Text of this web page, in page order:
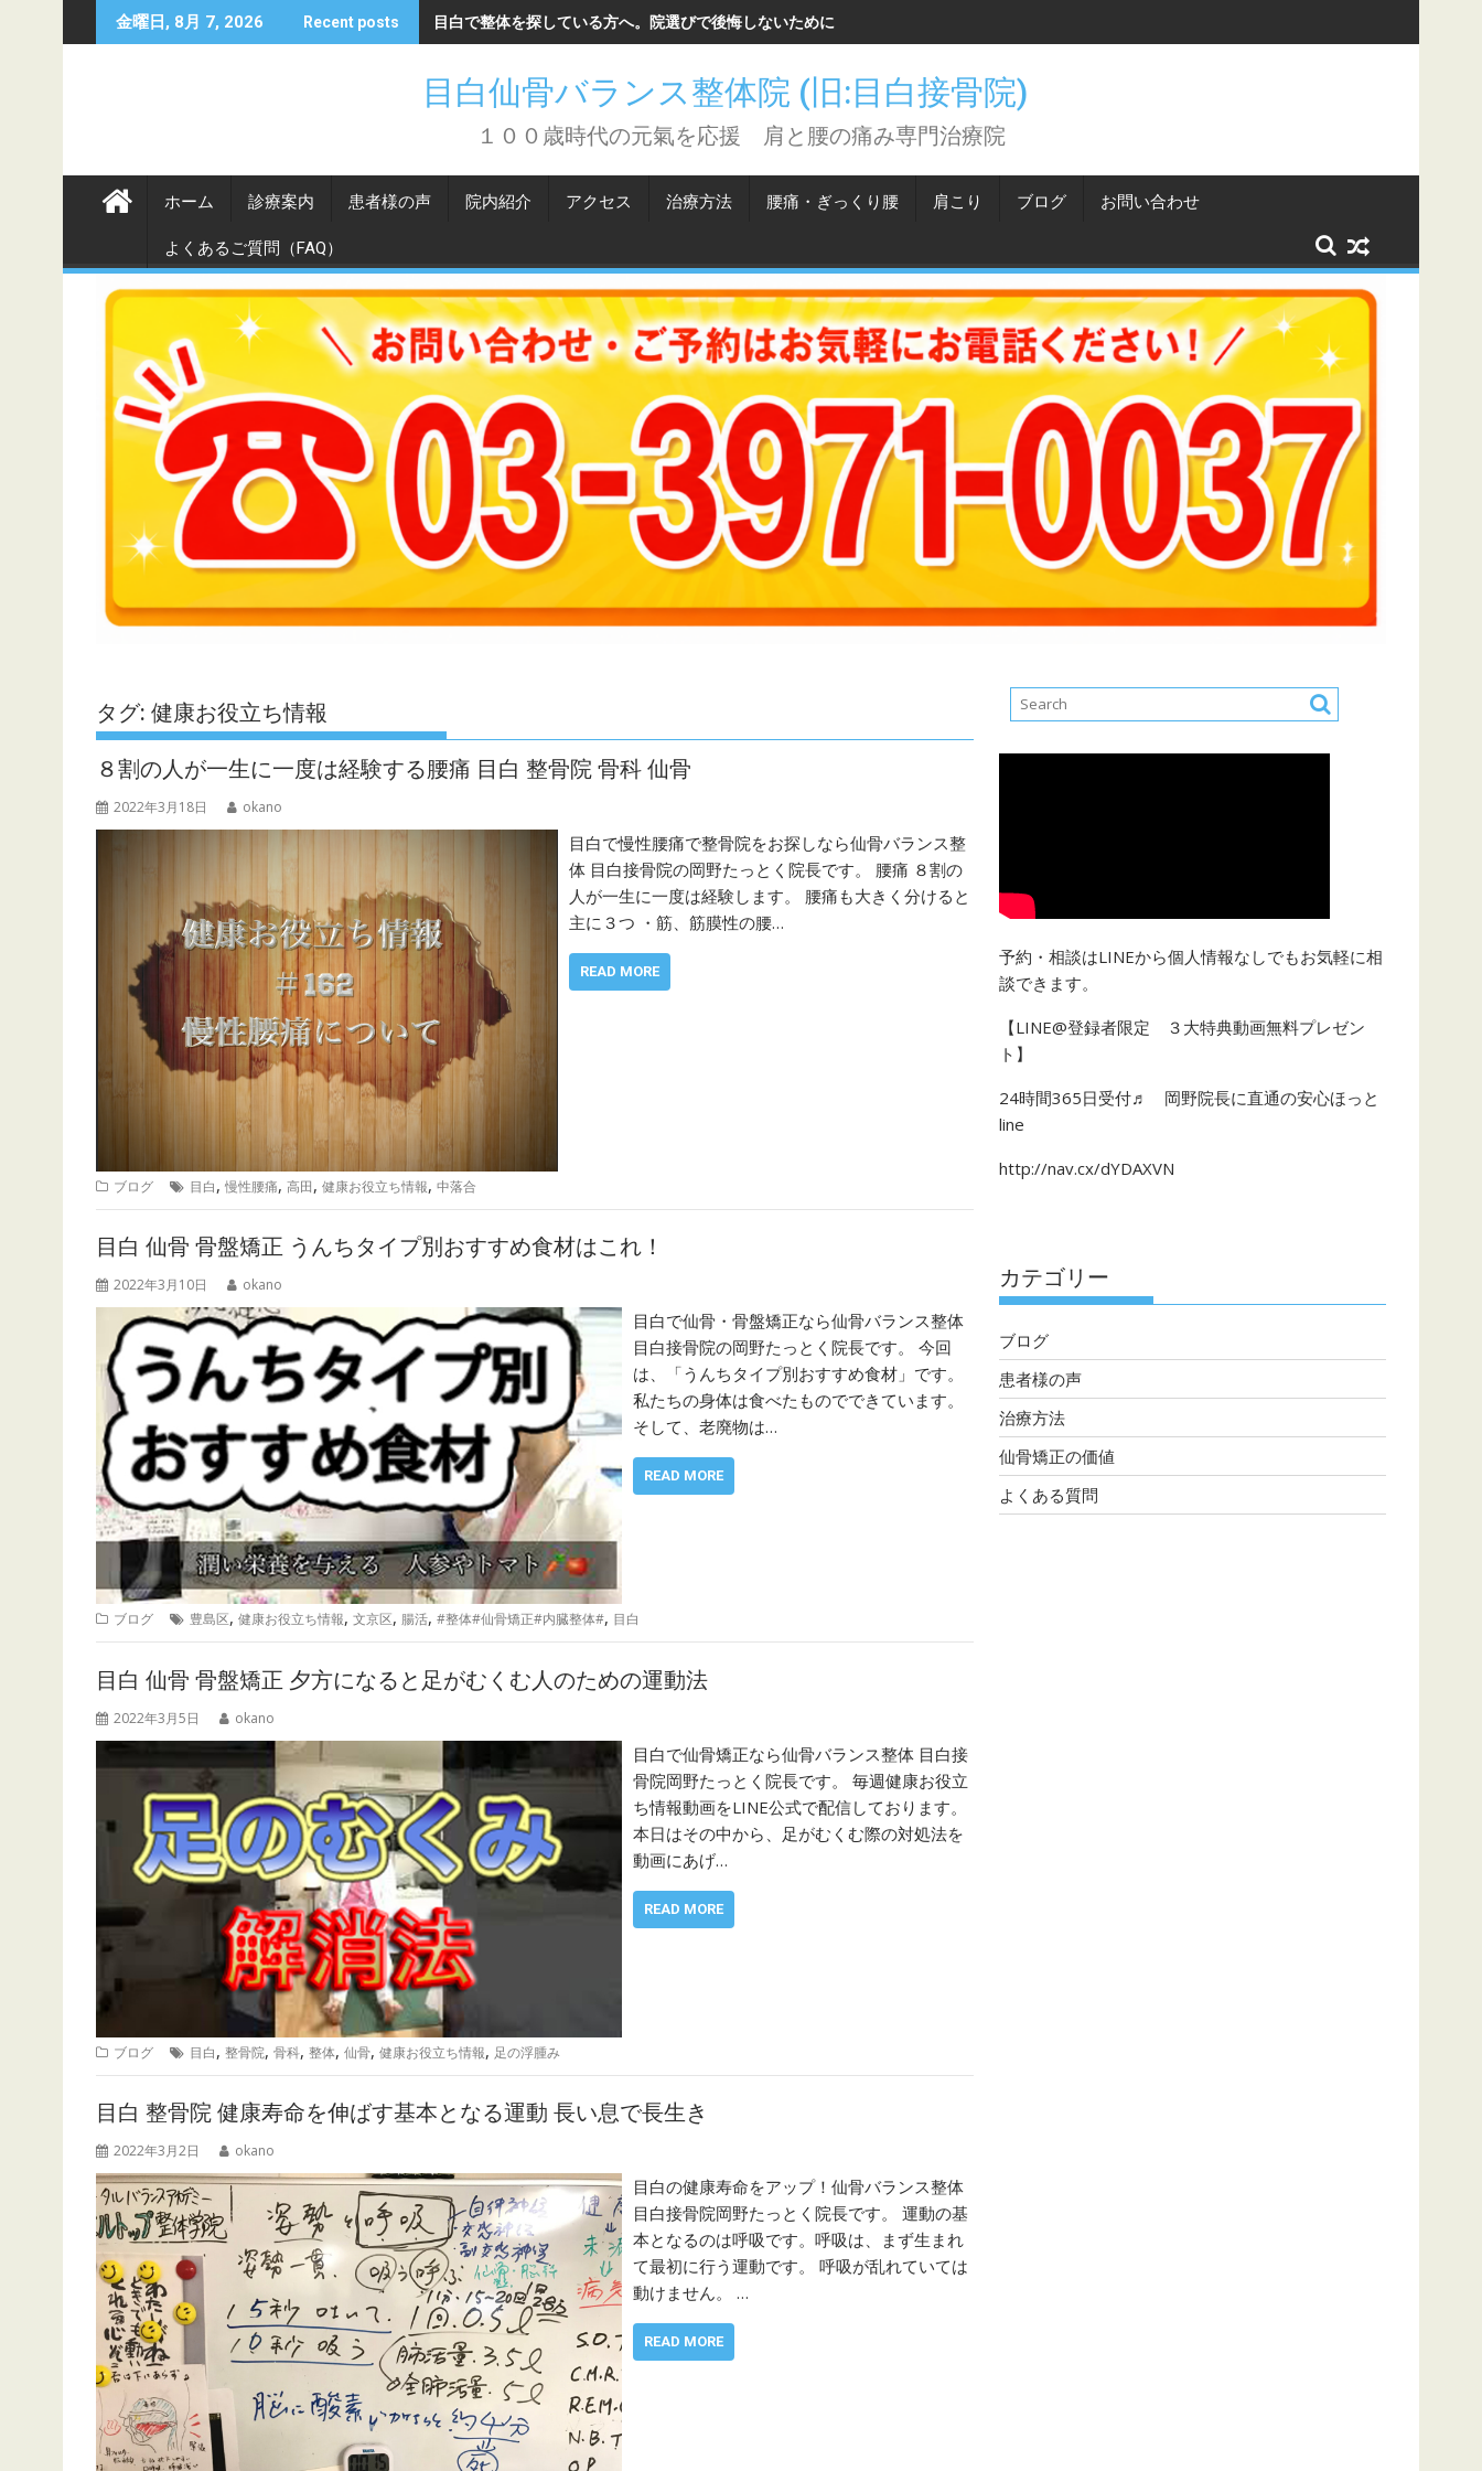
to
金曜日, 8月 7, 2026 Recent posts 目白で整体を探している方へ。院選びで後悔しないために知っておいてほしいこと。
目白仙骨バランス整体院 (旧:目白接骨院)
１００歳時代の元氣を応援 肩と腰の痛み専門治療院
ホーム 診療案内 患者様の声 院内紹介 アクセス 治療方法 腰痛・ぎっくり腰 肩こり ブログ お問い合わせ
よくあるご質問（FAQ）
タグ: 健康お役立ち情報
８割の人が一生に一度は経験する腰痛 目白 整骨院 骨科 仙骨
2022年3月18日 okano
目白で慢性腰痛で整骨院をお探しなら仙骨バランス整
体 目白接骨院の岡野たっとく院長です。 腰痛 ８割の
人が一生に一度は経験します。 腰痛も大きく分けると
主に３つ ・筋、筋膜性の腰…
READ MORE
ブログ 目白, 慢性腰痛, 高田, 健康お役立ち情報, 中落合
目白 仙骨 骨盤矯正 うんちタイプ別おすすめ食材はこれ！
2022年3月10日 okano
目白で仙骨・骨盤矯正なら仙骨バランス整体
目白接骨院の岡野たっとく院長です。 今回
は、「うんちタイプ別おすすめ食材」です。
私たちの身体は食べたものでできています。
そして、老廃物は…
READ MORE
ブログ 豊島区, 健康お役立ち情報, 文京区, 腸活, #整体#仙骨矯正#内臓整体#, 目白
目白 仙骨 骨盤矯正 夕方になると足がむくむ人のための運動法
2022年3月5日 okano
目白で仙骨矯正なら仙骨バランス整体 目白接
骨院岡野たっとく院長です。 毎週健康お役立
ち情報動画をLINE公式で配信しております。
本日はその中から、足がむくむ際の対処法を
動画にあげ…
READ MORE
ブログ 目白, 整骨院, 骨科, 整体, 仙骨, 健康お役立ち情報, 足の浮腫み
目白 整骨院 健康寿命を伸ばす基本となる運動 長い息で長生き
2022年3月2日 okano
目白の健康寿命をアップ！仙骨バランス整体
目白接骨院岡野たっとく院長です。 運動の基
本となるのは呼吸です。呼吸は、まず生まれ
て最初に行う運動です。 呼吸が乱れていては
動けません。 …
READ MORE
予約・相談はLINEから個人情報なしでもお気軽に相
談できます。
【LINE@登録者限定 ３大特典動画無料プレゼン
ト】
24時間365日受付♬ 岡野院長に直通の安心ほっと
line
http://nav.cx/dYDAXVN
カテゴリー
ブログ
患者様の声
治療方法
仙骨矯正の価値
よくある質問